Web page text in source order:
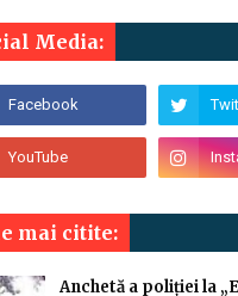
Media:
mai citite:
Anchetă a poliției la